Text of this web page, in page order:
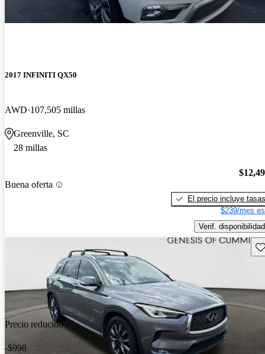
2017 INFINITI QX50
AWD 107,505 millas
Greenville, SC
28 millas
Buena oferta
El precio incluye tasas
$239/mes
Verif. disponibilidad
Precio reducido
-$998